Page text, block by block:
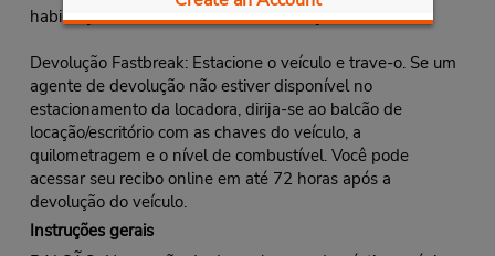
habilitação e receba o contrato de locação e as chaves.
Devolução Fastbreak: Estacione o veículo e trave-o. Se um
agente de devolução não estiver disponível no
estacionamento da locadora, dirija-se ao balcão de
locação/escritório com as chaves do veículo, a
quilometragem e o nível de combustível. Você pode
acessar seu recibo online em até 72 horas após a
devolução do veículo.
Instruções gerais